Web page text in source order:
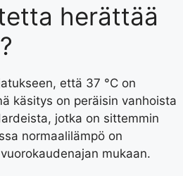
herättää
että 37 °C on
käsitys on peräisin vanhoista
jotka on sittemmin
normaalilämpö on
mukaan.